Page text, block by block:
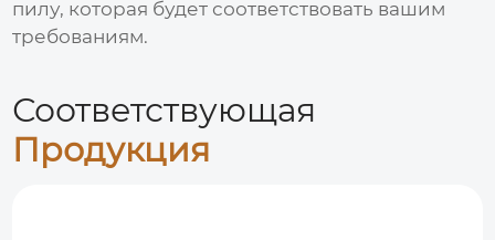
пилу, которая будет соответствовать вашим
требованиям.
Соответствующая
Продукция